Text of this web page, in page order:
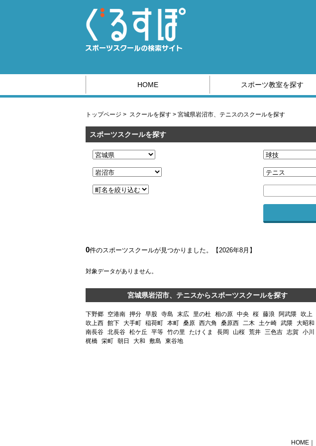
HOME スポーツ教室を探す
トップページ > スクールを探す > 宮城県岩沼市、テニスのスクールを探す
スポーツスクールを探す
0件のスポーツスクールが見つかりました。【2026年8月】
対象データがありません。
宮城県岩沼市、テニスからスポーツスクールを探す
下野郷 空港南 押分 早股 寺島 末広 里の杜 相の原 中央 桜 藤浪 阿武隈
吹上
吹上西 館下 大手町 稲荷町 本町 桑原 西六角 桑原西 二木 土ケ崎 武隈 大昭和
南長谷 北長谷 松ケ丘 平等 竹の里 たけくま 長岡 山桜 荒井 三色吉 志賀 小川
梶橋 栄町 朝日 大和 敷島 東谷地
HOME